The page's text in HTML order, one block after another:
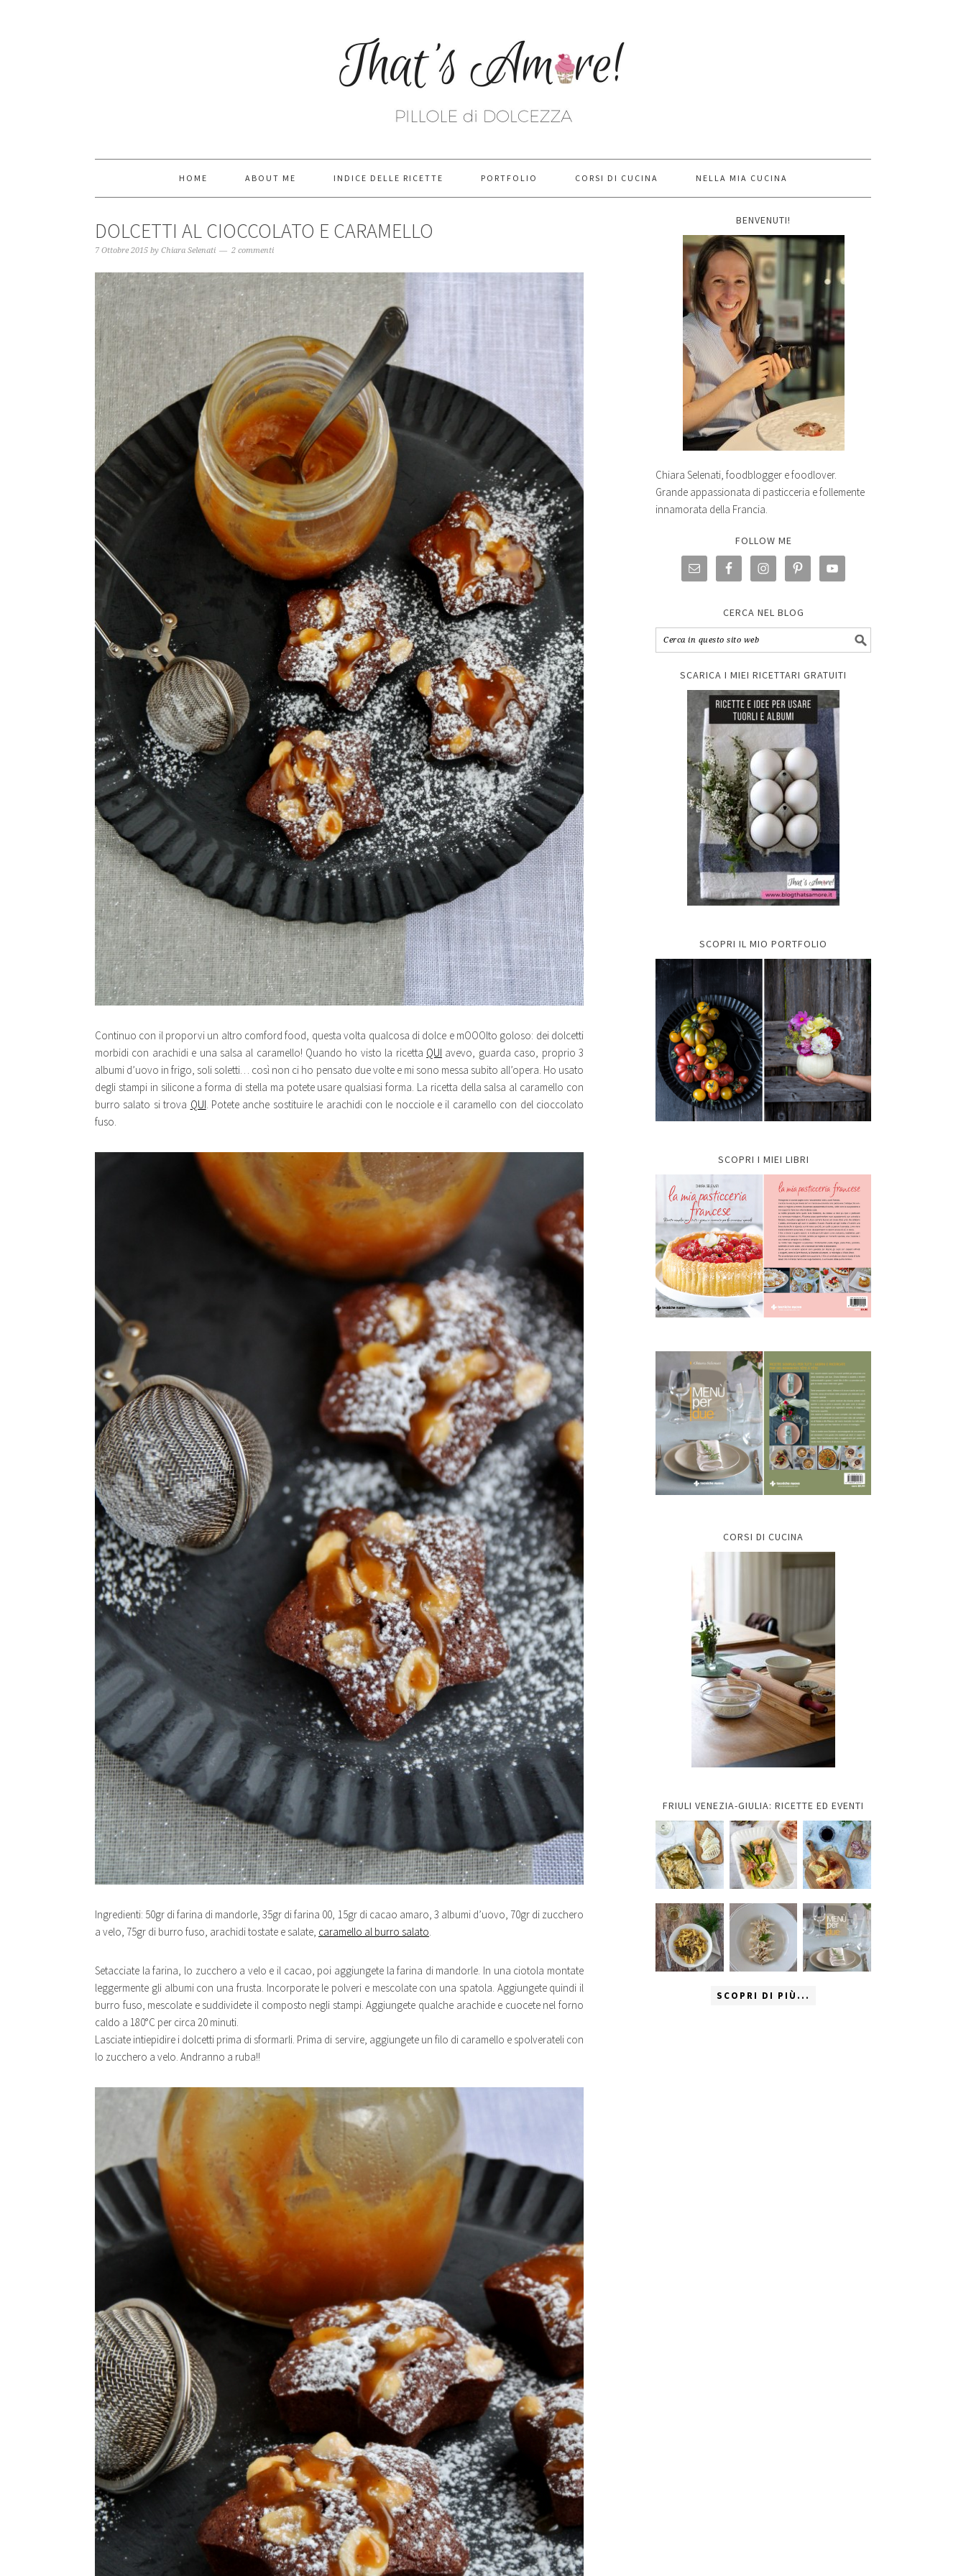
HOME ABOUT ME INDICE DELLE RICETTE PORTFOLIO CORSI DI CUCINA NELLA MIA CUCINA
DOLCETTI AL CIOCCOLATO E CARAMELLO
7 Ottobre 2015 by Chiara Selenati 2 commenti
Continuo con il proporvi un altro comford food, questa volta qualcosa di dolce e mOOOlto goloso: dei dolcetti
morbidi con arachidi e una salsa al caramello! Quando ho visto la ricetta QUI avevo, guarda caso, proprio 3
albumi d’uovo in frigo, soli soletti… così non ci ho pensato due volte e mi sono messa subito all’opera. Ho usato
degli stampi in silicone a forma di stella ma potete usare qualsiasi forma. La ricetta della salsa al caramello con
burro salato si trova QUI . Potete anche sostituire le arachidi con le nocciole e il caramello con del cioccolato
fuso.
Ingredienti: 50gr di farina di mandorle, 35gr di farina 00, 15gr di cacao amaro, 3 albumi d’uovo, 70gr di zucchero
a velo, 75gr di burro fuso, arachidi tostate e salate, caramello al burro salato.
Setacciate la farina, lo zucchero a velo e il cacao, poi aggiungete la farina di mandorle. In una ciotola montate
leggermente gli albumi con una frusta. Incorporate le polveri e mescolate con una spatola. Aggiungete quindi il
burro fuso, mescolate e suddividete il composto negli stampi. Aggiungete qualche arachide e cuocete nel forno
caldo a 180°C per circa 20 minuti.
Lasciate intiepidire i dolcetti prima di sformarli. Prima di servire, aggiungete un filo di caramello e spolverateli con
lo zucchero a velo. Andranno a ruba!!
BENVENUTI!
Chiara Selenati, foodblogger e foodlover.
Grande appassionata di pasticceria e follemente
innamorata della Francia.
FOLLOW ME
CERCA NEL BLOG
SCARICA I MIEI RICETTARI GRATUITI
SCOPRI IL MIO PORTFOLIO
SCOPRI I MIEI LIBRI
CORSI DI CUCINA
FRIULI VENEZIA-GIULIA: RICETTE ED EVENTI
SCOPRI DI PIÙ...